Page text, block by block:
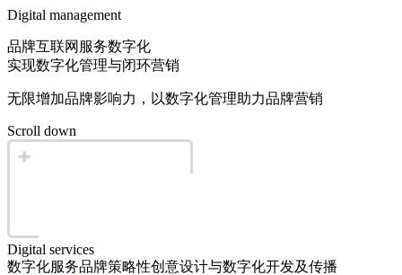
Digital management
品牌互联网服务数字化
实现数字化管理与闭环营销
无限增加品牌影响力，以数字化管理助力品牌营销
Scroll down
Digital services
数字化服务品牌策略性创意设计与数字化开发及传播